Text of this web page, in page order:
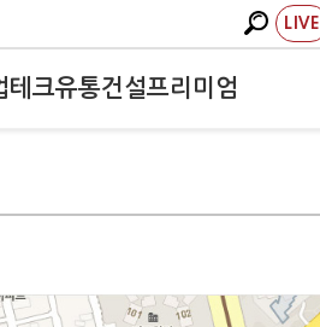
LIVE
테크유통건설프리미엄